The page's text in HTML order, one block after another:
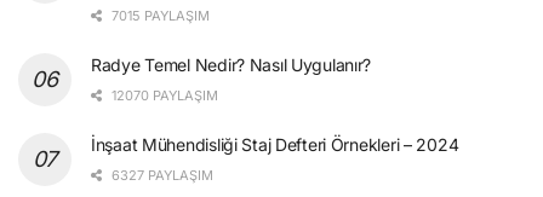
7015 PAYLAŞIM
Radye Temel Nedir? Nasıl Uygulanır?
12070 PAYLAŞIM
İnşaat Mühendisliği Staj Defteri Örnekleri – 2024
6327 PAYLAŞIM